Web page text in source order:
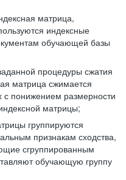
матрица,
индексные
обучающей базы
процедуры сжатия
матрица сжимается
с понижением размерности
матрицы;
группируются
признакам сходства,
сгруппированным
обучающую группу